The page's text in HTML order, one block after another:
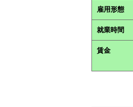
雇用形態
就業時間
賃金